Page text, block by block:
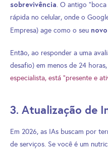
sobrevivência. O antigo
rápida no celular, onde o
Empresa) age como o seu
Então, ao responder a uma
desafio) em menos de 24
especialista, está “presente e
3. Atualização de
Em 2026, as IAs buscam por
de serviços. Se você é um